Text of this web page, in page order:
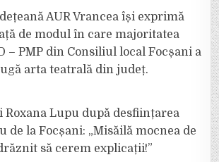
AUR Vrancea își exprimă
de modul în care majoritatea
– PMP din Consiliul local Focșani a
arta teatrală din județ.
Roxana Lupu după desființarea
de la Focșani: „Misăilă mocnea de
să cerem explicații!”